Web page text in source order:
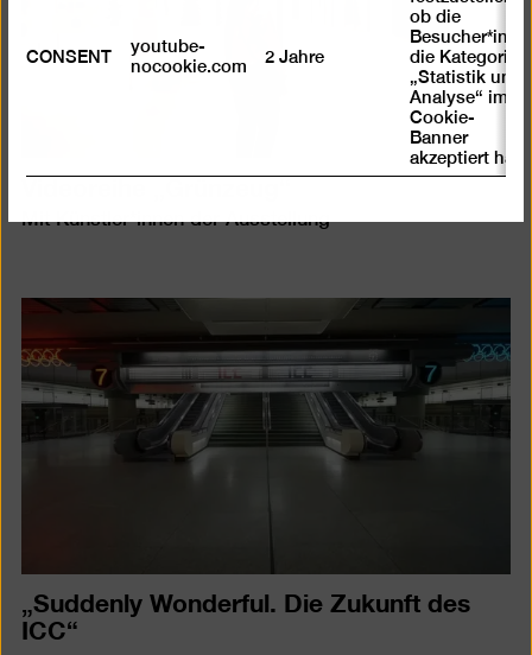
Videoreihe „Grünzeug“
Mit Künstler*innen der Ausstellung
„Suddenly Wonderful. Die Zukunft des
ICC“
CONSENT
youtube-
nocookie.com
2 Jahre
ob die
Besucher*in
die Kategorie
„Statistik und
Analyse“ im
Cookie-
Banner
akzeptiert hat